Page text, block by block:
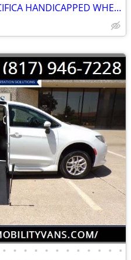
8K MILE 2023 CHRYSLER PACIFICA HANDICAPPED WHEELCHAIR POWER RAMP VAN
• • • • • • • • • • • •